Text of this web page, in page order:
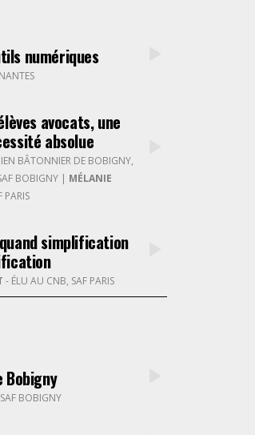
numériques
avocats, une
absolue
BÂTONNIER DE BOBIGNY,
BOBIGNY | MÉLANIE
PARIS
simplification
- ÉLU AU CNB, SAF PARIS
Bobigny
BOBIGNY